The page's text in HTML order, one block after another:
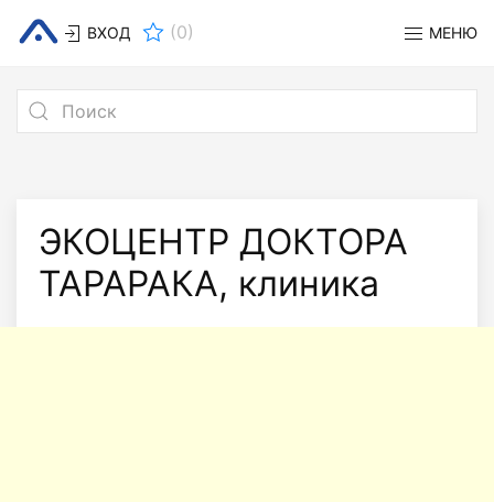
ВХОД (0) МЕНЮ
ЭКОЦЕНТР ДОКТОРА
ТАРАРАКА, клиника